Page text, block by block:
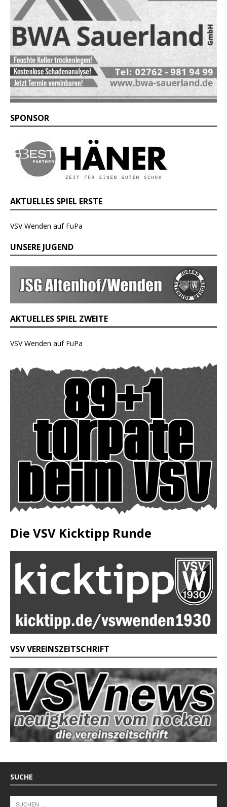
SPONSOR
AKTUELLES SPIEL ERSTE
VSV Wenden auf FuPa
UNSERE JUGEND
AKTUELLES SPIEL ZWEITE
VSV Wenden auf FuPa
Die VSV Kicktipp Runde
VSV VEREINSZEITSCHRIFT
SUCHE